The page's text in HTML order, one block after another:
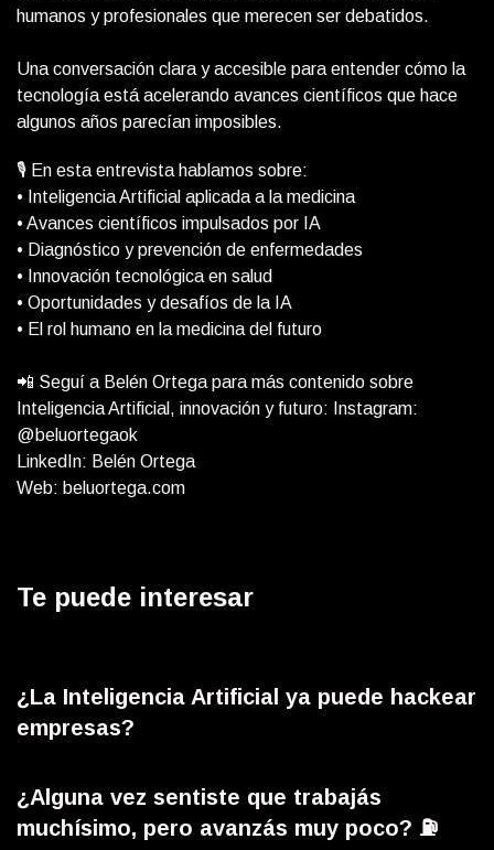
humanos y profesionales que merecen ser debatidos.
Una conversación clara y accesible para entender cómo la
tecnología está acelerando avances científicos que hace
algunos años parecían imposibles.
🎙️ En esta entrevista hablamos sobre:
• Inteligencia Artificial aplicada a la medicina
• Avances científicos impulsados por IA
• Diagnóstico y prevención de enfermedades
• Innovación tecnológica en salud
• Oportunidades y desafíos de la IA
• El rol humano en la medicina del futuro
📲 Seguí a Belén Ortega para más contenido sobre
Inteligencia Artificial, innovación y futuro: Instagram:
@beluortegaok
LinkedIn: Belén Ortega
Web: beluortega.com
Te puede interesar
¿La Inteligencia Artificial ya puede hackear
empresas?
¿Alguna vez sentiste que trabajás
muchísimo, pero avanzás muy poco? ⛽